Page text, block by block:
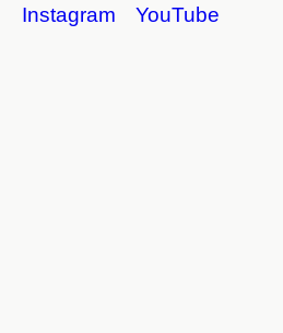
Instagram
YouTube